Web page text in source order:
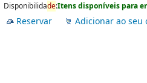
Disponibilidade:Itens disponíveis para
Reservar Adicionar ao seu